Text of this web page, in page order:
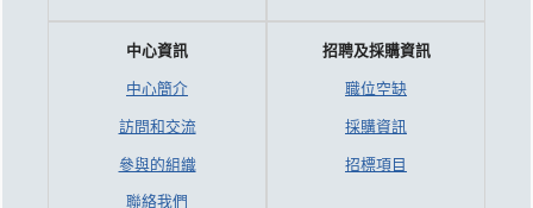
中心資訊
中心簡介
訪問和交流
參與的組織
聯絡我們
招聘及採購資訊
職位空缺
採購資訊
招標項目